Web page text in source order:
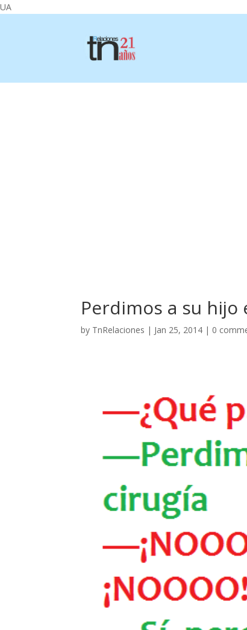
UA
Perdimos a su hijo
by TnRelaciones | Jan 25, 2014 | 0